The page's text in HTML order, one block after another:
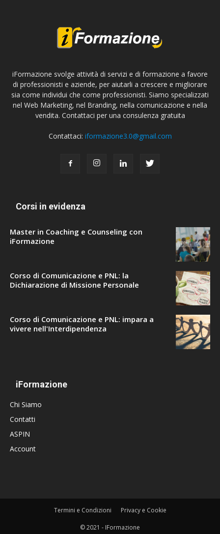
iFormazione svolge attività di servizi e di formazione a favore
di professionisti e aziende, per aiutarli a crescere e migliorare
sia come individui che come professionisti. Siamo specializzati
nel Web Marketing, nel Branding, nella comunicazione e nella
vendita. Contattaci per una consulenza gratuita
Contattaci: iformazione3.0@gmail.com
Corsi in evidenza
Master in Coaching e Counseling con
iFormazione
Corso di Comunicazione e PNL: la
Dichiarazione di Missione Personale
Corso di Comunicazione e PNL: impara a
vivere nell'Interdipendenza
iFormazione
Chi Siamo
Contatti
ASPIN
Account
Termini e Condizioni Privacy e Cookie
© 2021 - IFormazione